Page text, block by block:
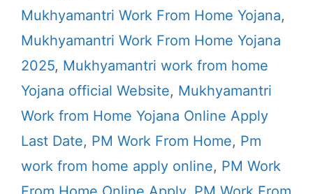
Mukhyamantri Work From Home Yojana,
Mukhyamantri Work From Home Yojana
2025, Mukhyamantri work from home
Yojana official Website, Mukhyamantri
Work from Home Yojana Online Apply
Last Date, PM Work From Home, Pm
work from home apply online, PM Work